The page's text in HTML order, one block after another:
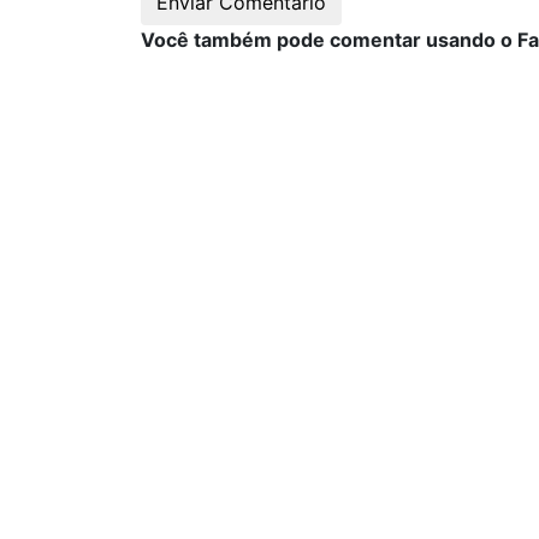
Você também pode comentar usando o